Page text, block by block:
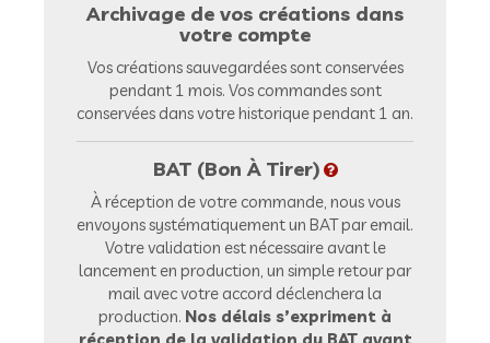
Archivage de vos créations dans
votre compte
Vos créations sauvegardées sont conservées
pendant 1 mois. Vos commandes sont
conservées dans votre historique pendant 1 an.
BAT (Bon À Tirer)
À réception de votre commande, nous vous
envoyons systématiquement un BAT par email.
Votre validation est nécessaire avant le
lancement en production, un simple retour par
mail avec votre accord déclenchera la
production. Nos délais s’expriment à